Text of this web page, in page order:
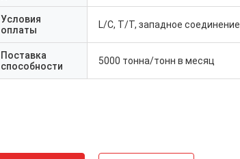
Условия
оплаты
L/C, T/T, западное соединение
Поставка
способности
5000 тонна/тонн в месяц